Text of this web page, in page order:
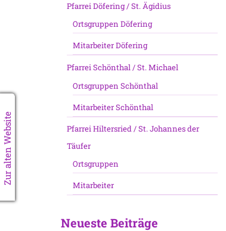
Pfarrei Döfering / St. Ägidius
Ortsgruppen Döfering
Mitarbeiter Döfering
Pfarrei Schönthal / St. Michael
Ortsgruppen Schönthal
Mitarbeiter Schönthal
Pfarrei Hiltersried / St. Johannes der
Täufer
Ortsgruppen
Mitarbeiter
Neueste Beiträge
Zur alten Website